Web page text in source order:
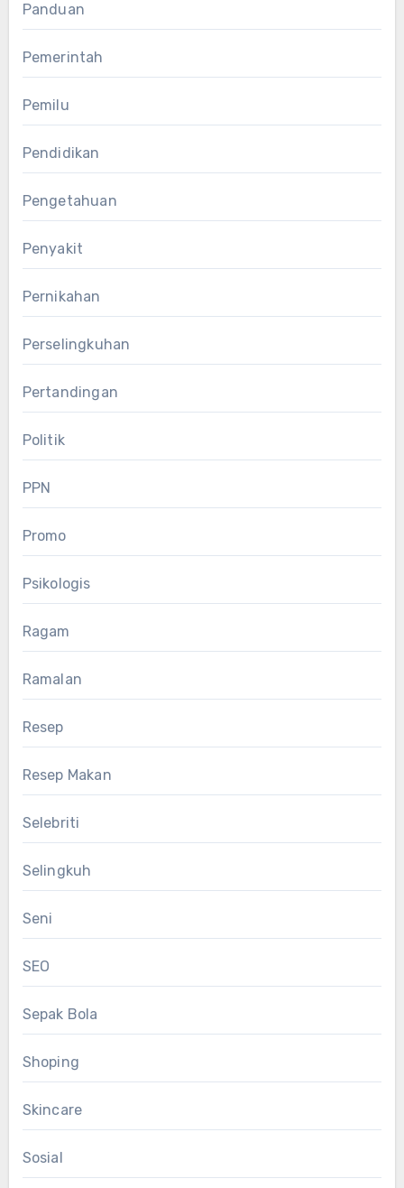
Panduan
Pemerintah
Pemilu
Pendidikan
Pengetahuan
Penyakit
Pernikahan
Perselingkuhan
Pertandingan
Politik
PPN
Promo
Psikologis
Ragam
Ramalan
Resep
Resep Makan
Selebriti
Selingkuh
Seni
SEO
Sepak Bola
Shoping
Skincare
Sosial